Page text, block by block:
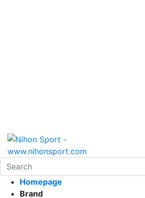
Homepage
Brand